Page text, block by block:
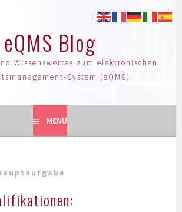
eQMS Blog
Wissenswertes zum elektronischen
System (eQMS)
MENÜ